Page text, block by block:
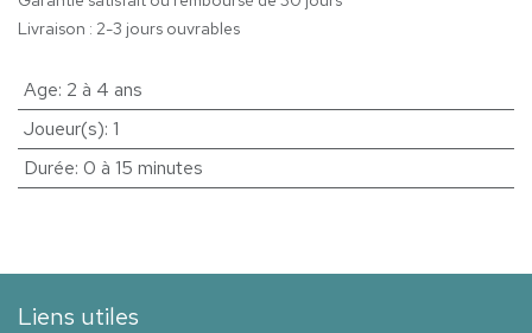
Livraison : 2-3 jours ouvrables
Age: 2 à 4 ans
Joueur(s): 1
Durée: 0 à 15 minutes
Liens utiles